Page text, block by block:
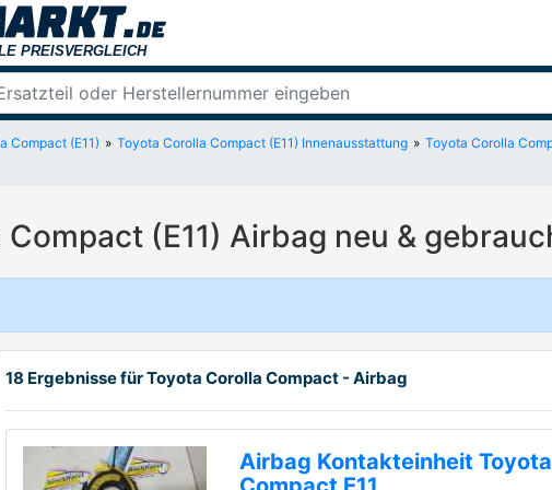
Compact (E11) Toyota Corolla Compact (E11) Innenausstattung
Toyota Corolla
Compact (E11) Airbag neu &
18 Ergebnisse für Toyota Corolla Compact - Airbag
Airbag Kontakteinheit